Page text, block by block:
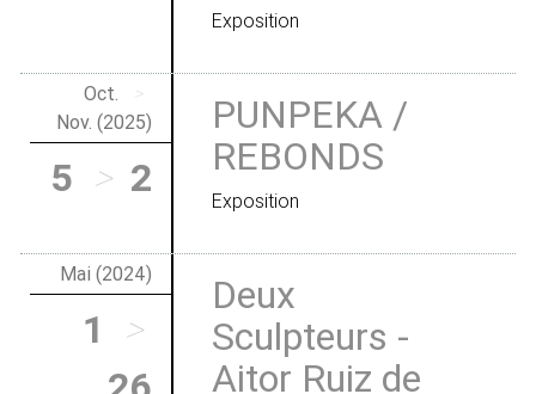
Exposition
Oct.
>
Nov. (2025)
5 > 2
PUNPEKA /
REBONDS
Exposition
Mai (2024)
1
>
Deux
Sculpteurs -
Aitor Ruiz de